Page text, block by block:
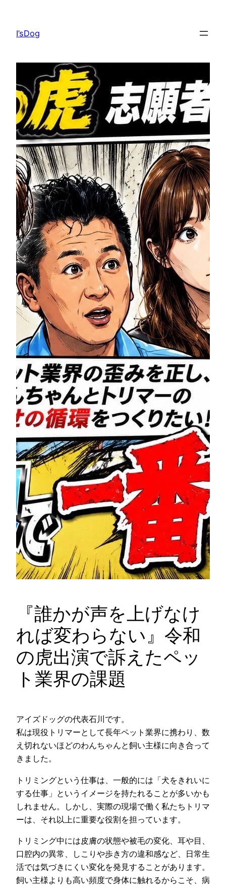
I’sDog
『誰かが声を上げなけ
れば変わらない』令和
の虎出演で訴えたペッ
ト業界の課題
アイズドッグの代表石川です。
私は現役トリマーとして長年ペット業界に携わり、数
え切れないほどのわんちゃんと飼い主様に向き合って
きました。
トリミングという仕事は、一般的には「犬をきれいに
する仕事」というイメージを持たれることが多いかも
しれません。しかし、実際の現場で働く私たちトリマ
ーは、それ以上に重要な役割を担っています。
トリミング中には皮膚の状態や被毛の変化、耳や目、
口腔内の異常、しこりや歩き方の違和感など、日常生
活では気づきにくい変化を発見することがあります。
飼い主様よりも高い頻度で身体に触れるからこそ、病